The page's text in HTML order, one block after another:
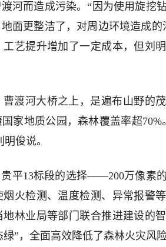
河而造成污染。“因为使用旋挖
面更整洁了，对周边环境造成的
艺提升增加了一定成本，但刘
渡河大桥之上，是遍布山野的
家地质公园，森林覆盖率超70%
俊说。
平13标段的选择——200万像素
火检测、温度检测、异常报警
林业局等部门联合推进建设的
”，全面高效降低了森林火灾风险